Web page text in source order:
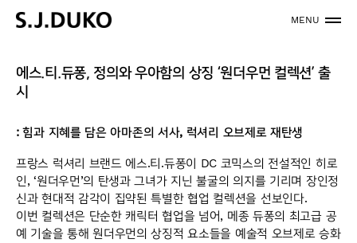
MENU
에스.티.듀퐁, 정의와 우아함의 상징 ‘원더우먼 컬렉션’ 출
시
:힘과 지혜를 담은 아마존의 서사, 럭셔리 오브제로 재탄생
프랑스 럭셔리 브랜드 에스.티.듀퐁이 DC 코믹스의 전설적인 히로
인, ‘원더우먼’의 탄생과 그녀가 지닌 불굴의 의지를 기리며 장인정
신과 현대적 감각이 집약된 특별한 협업 컬렉션을 선보인다.
이번 컬렉션은 단순한 캐릭터 협업을 넘어, 메종 듀퐁의 최고급 공
예 기술을 통해 원더우먼의 상징적 요소들을 예술적 오브제로 승화